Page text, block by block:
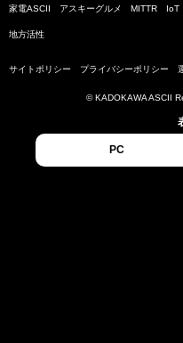
家電ASCII アスキーグルメ MITTR IoT
地方活性
サイトポリシー プライバシーポリシー
© KADOKAWA ASCII
PC